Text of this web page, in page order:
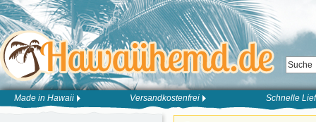
Made in Hawaii Versandkostenfrei Schnelle